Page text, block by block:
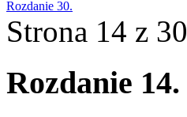
Rozdanie 30.
Strona 14 z 30
Rozdanie 14.